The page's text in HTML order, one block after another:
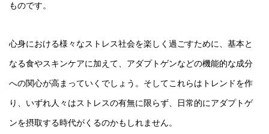
ものです。
心身における様々なストレス社会を楽しく過ごすために、基本と
なる食やスキンケアに加えて、アダプトゲンなどの機能的な成分
への関心が高まっていくでしょう。そしてこれらはトレンドを作
り、いずれ人々はストレスの有無に限らず、日常的にアダプトゲ
ンを摂取する時代がくるのかもしれません。